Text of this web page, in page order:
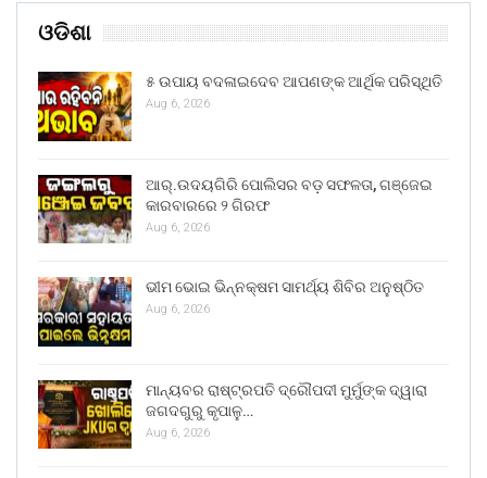
ଓଡିଶା
୫ ଉପାୟ ବଦଳାଇଦେବ ଆପଣଙ୍କ ଆର୍ଥିକ ପରିସ୍ଥିତି
Aug 6, 2026
ଆର୍.ଉଦୟଗିରି ପୋଲିସର ବଡ଼ ସଫଳତା, ଗଞ୍ଜେଇ
କାରବାରରେ ୨ ଗିରଫ
Aug 6, 2026
ଭୀମ ଭୋଇ ଭିନ୍ନକ୍ଷମ ସାମର୍ଥ୍ୟ ଶିବିର ଅନୁଷ୍ଠିତ
Aug 6, 2026
ମାନ୍ୟବର ରାଷ୍ଟ୍ରପତି ଦ୍ରୌପଦୀ ମୁର୍ମୁଙ୍କ ଦ୍ୱାରା
ଜଗଦଗୁରୁ କୃପାଳୁ…
Aug 6, 2026